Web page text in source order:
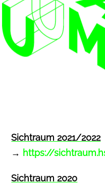
Sichtraum 2021/2022
→ https://
Sichtraum 2020